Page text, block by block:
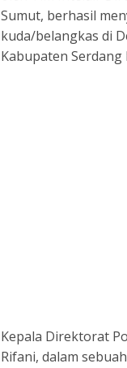
o
k
p
p
Sumut, berhasil
kuda/belangkas di
Kabupaten Serdang
Kepala Direktorat
Rifani, dalam